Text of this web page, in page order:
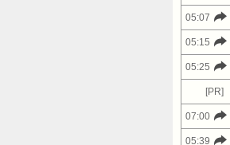
05:07
05:15
05:25
[PR]
07:00
05:39